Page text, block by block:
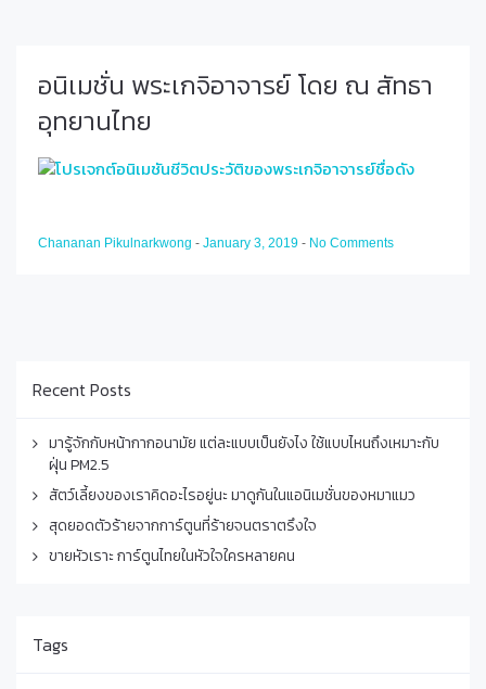
อนิเมชั่น พระเกจิอาจารย์ โดย ณ สัทธา
อุทยานไทย
Chananan Pikulnarkwong - January 3, 2019 - No Comments
Recent Posts
มารู้จักกับหน้ากากอนามัย แต่ละแบบเป็นยังไง ใช้แบบไหนถึงเหมาะกับ
ฝุ่น PM2.5
สัตว์เลี้ยงของเราคิดอะไรอยู่นะ มาดูกันในแอนิเมชั่นของหมาแมว
สุดยอดตัวร้ายจากการ์ตูนที่ร้ายจนตราตรึงใจ
ขายหัวเราะ การ์ตูนไทยในหัวใจใครหลายคน
Tags